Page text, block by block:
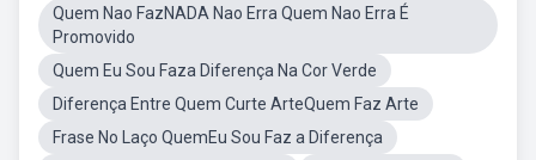
Quem Nao FazNADA Nao Erra Quem Nao Erra É
Promovido
Quem Eu Sou Faza Diferença Na Cor Verde
Diferença Entre Quem Curte ArteQuem Faz Arte
Frase No Laço QuemEu Sou Faz a Diferença